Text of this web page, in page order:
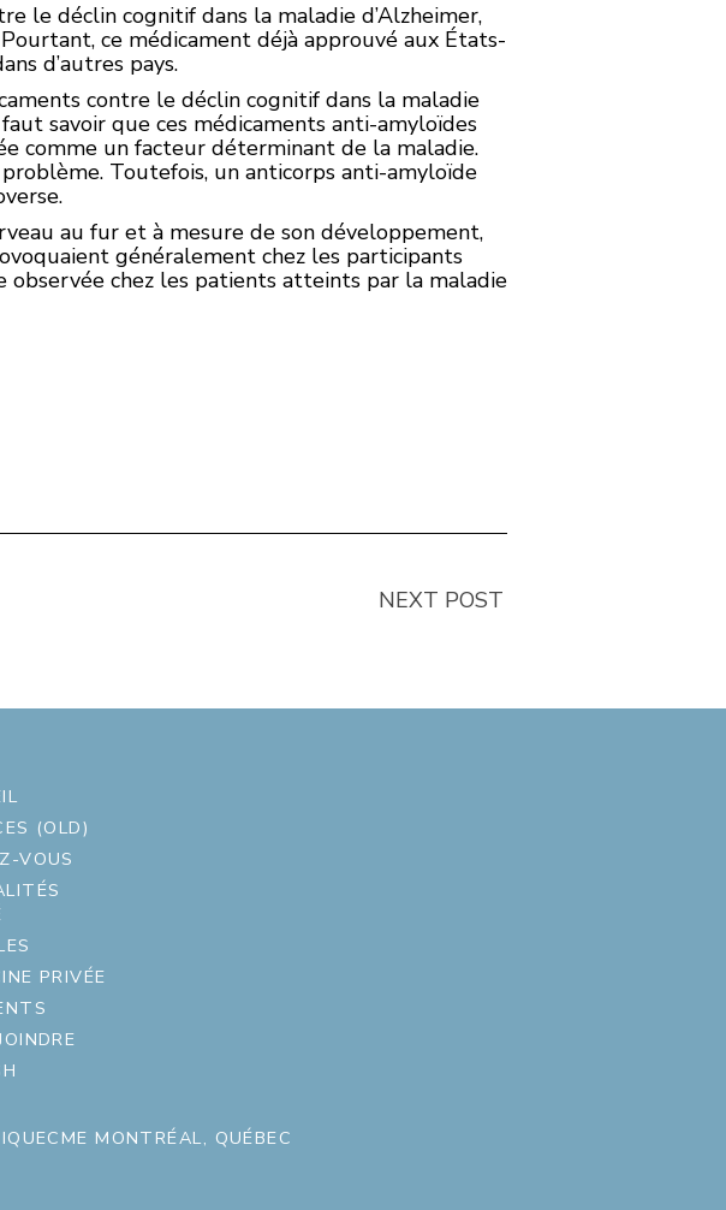
le déclin cognitif dans la maladie d’Alzheimer,
ce médicament déjà approuvé aux États-
d’autres pays.
contre le déclin cognitif dans la maladie
savoir que ces médicaments anti-amyloïdes
comme un facteur déterminant de la maladie.
Toutefois, un anticorps anti-amyloïde
au fur et à mesure de son développement,
généralement chez les participants
observée chez les patients atteints par la maladie
NEXT POST
(OLD)
VOUS
PRIVÉE
MONTRÉAL, QUÉBEC